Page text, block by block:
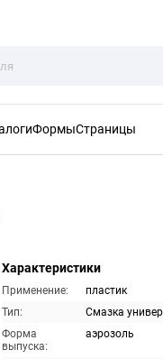
ФормыСтраницы
Характеристики
Применение:
пластик
Тип:
Смазка
Форма
выпуска:
аэрозоль